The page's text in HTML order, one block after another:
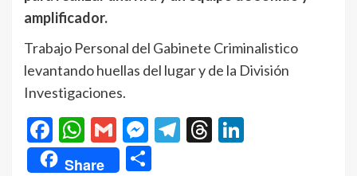
amplificador.
Trabajo Personal del Gabinete Criminalistico
levantando huellas del lugar y de la División
Investigaciones.
Facebook
WhatsApp
GmailMessenger
Telegram
Threads
Share